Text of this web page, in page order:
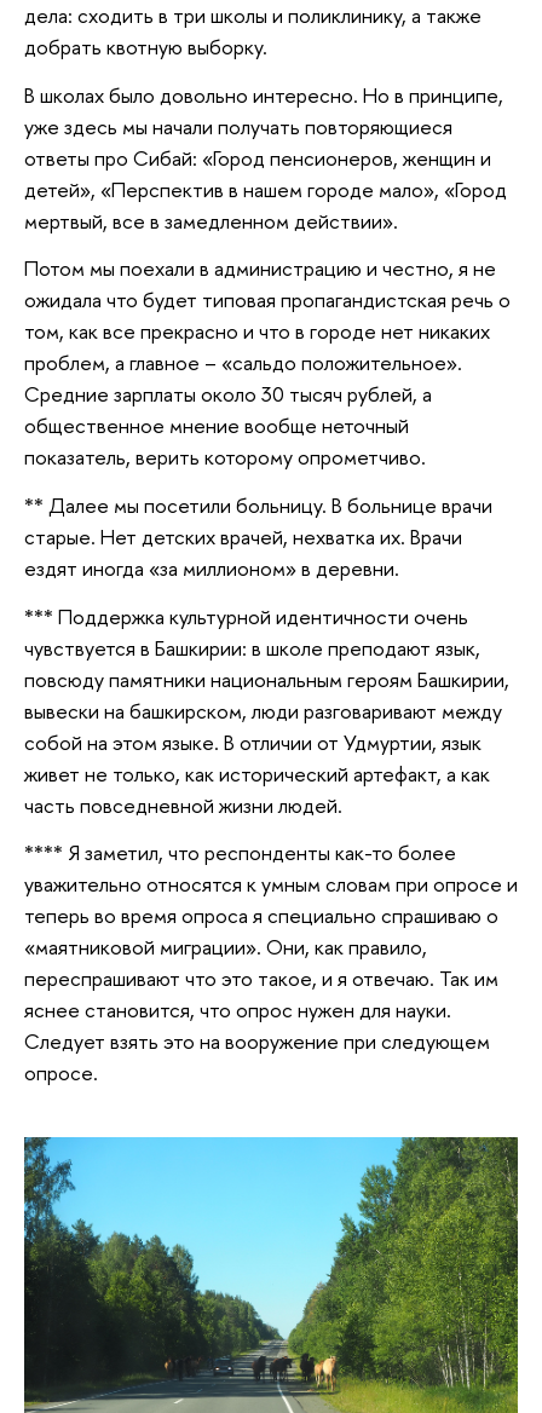
дела: сходить в три школы и поликлинику, а также
добрать квотную выборку.
В школах было довольно интересно. Но в принципе,
уже здесь мы начали получать повторяющиеся
ответы про Сибай: «Город пенсионеров, женщин и
детей», «Перспектив в нашем городе мало», «Город
мертвый, все в замедленном действии».
Потом мы поехали в администрацию и честно, я не
ожидала что будет типовая пропагандистская речь о
том, как все прекрасно и что в городе нет никаких
проблем, а главное – «сальдо положительное».
Средние зарплаты около 30 тысяч рублей, а
общественное мнение вообще неточный
показатель, верить которому опрометчиво.
** Далее мы посетили больницу. В больнице врачи
старые. Нет детских врачей, нехватка их. Врачи
ездят иногда «за миллионом» в деревни.
*** Поддержка культурной идентичности очень
чувствуется в Башкирии: в школе преподают язык,
повсюду памятники национальным героям Башкирии,
вывески на башкирском, люди разговаривают между
собой на этом языке. В отличии от Удмуртии, язык
живет не только, как исторический артефакт, а как
часть повседневной жизни людей.
**** Я заметил, что респонденты как-то более
уважительно относятся к умным словам при опросе и
теперь во время опроса я специально спрашиваю о
«маятниковой миграции». Они, как правило,
переспрашивают что это такое, и я отвечаю. Так им
яснее становится, что опрос нужен для науки.
Следует взять это на вооружение при следующем
опросе.